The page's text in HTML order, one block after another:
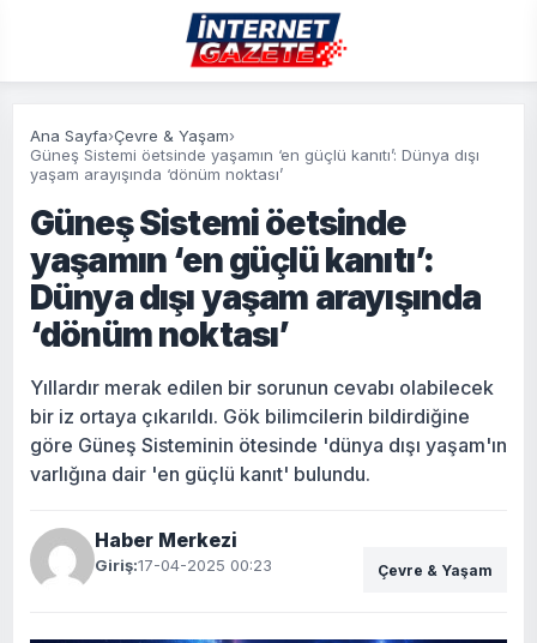
Ana Sayfa›Çevre & Yaşam›
Güneş Sistemi öetsinde yaşamın ‘en güçlü kanıtı’: Dünya dışı
yaşam arayışında ‘dönüm noktası’
Güneş Sistemi öetsinde
yaşamın ‘en güçlü kanıtı’:
Dünya dışı yaşam arayışında
‘dönüm noktası’
Yıllardır merak edilen bir sorunun cevabı olabilecek
bir iz ortaya çıkarıldı. Gök bilimcilerin bildirdiğine
göre Güneş Sisteminin ötesinde 'dünya dışı yaşam'ın
varlığına dair 'en güçlü kanıt' bulundu.
Haber Merkezi
Giriş:17-04-2025 00:23 Çevre & Yaşam